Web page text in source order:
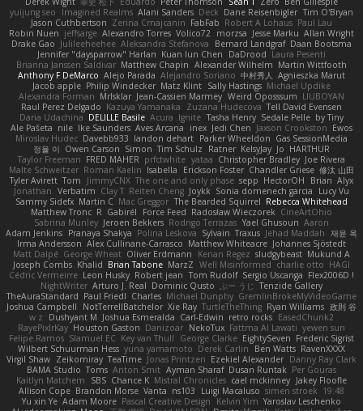
yuijung seo
Imagined Realms Alani Sanders Deck Dane Reisenbigler Tim O'Bryan
Jason Cuthbertson Zerina Cmajcanin FabFab Robert A Lohaus Paul Lau
Robin Nuen jeffsarge Alexandro Torres Volico72 morzsa Jesse Marku Allan Wright
Drake Gao Julileeheehee Aleksandra Stefanova Bernard Landgraf Daan Bootsma
Jennifer "daysparrow" Harlan Kuan lun Chen DaDrood Laura Pesenti
Brianna Janssen Saldivar Matthew Chapin Alexander Wilhelm Martin Wittfooth
Anthony F DeMarco Alejo Parada Alejandro Soriano 中村秀人
Agnieszka Marut
Jacob apple Philip Windecker Matz Klint Sally Hastings Michael Updike
Alexandra Forman MrIsklar Jean-Cassien Marmey Weird Oposssum LIUBOYAN
Raul Perez Delgado Kazuya Yamanaka Zuzana Hudecova Tell David Evensen
Daria Udachina DELILLE Basile Acura .Ignite Tasha Henry Sedale Pelle by Tiny
Ale Pašeta nile Ike Saunders Aves Arcana inex Jedi Chen Jaxson Crookston Ewos
Miroslav Hudec Davebb933 landon dehart Parker Wheeldon Gas SessionMedia
정율 이 Owen Carson Simon Tim Schulz Ratner KelsyJay Jo HARTHUR
Taylor Freeman FRED MAHER prfctwhite yataa Christopher Bradley Joe Rivera
Malte Schweitzer Roman Kaelin Isabella Erickson Foster Chandler Griese 修汰 山田
Tyler Avirett Tom JimmyCNX The one and only phase sepp HectorOH Brian Alyx
Jonathan Verbatim Clay T Reiten Cheng Joykk Sonia domenech garcia
Lucy Vu
Sammy Sidefx Martin C Mac Greggor The Bearded Squirrel Rebecca Whitehead
Matthew Tronc R Gabirél Force Feed Radosław Wieczorek CineArtOhio
Sabrina Munley Jeroen Bekkers Rodrigo Terrazas Yael Ghusoun Aaron
Adam Jenkins Pranaya Shakya Polina Leskova Sylvain Traxus Jehad Maddah 재윤 옥
Irma Andersson Alex Cullinane-Carrasco Matthew Whiteacre Johannes Sjöstedt
Matt Dalpé George Wheat Oliver Erdmann Kenan Regez sludgybeast Mukund A
Joseph Combs Khalid Brian Tabone MarzZ Well Misinformed charlie otto HAGI
Cédric Vermeirre Leon Husky Robert jean Tom Rudolf Sergio Uscanga Flex2006D !
NightWriter Arturo J. Real Dominic Qusto ぶー うじ
Tenzide Gallery
TheAuraStandard Paul Friedl Charles Michael Dunphy GremlinBrokeMyVideoGame
Joshua Campbell
NotTerrellBatchelor Xie Ray TurtleTheThing Ryan Williams 政則 谷
w z
Dushyant M Joshua Esmeralda Carl-Edwin retro rocks EasedChunk2
RayePixlrKay Houston Gaston Danizoar NekoTux Fattma Al Lawati yewen sun
Felipe Ramos Slamuel EC Key van Thull George Clarke EightySeven Frederic Sigrist
Wilbert Schuurman Hess yuna yamamoto Derek Carlin Ben Watts RavenXXXX
Virgil Shaw Zeikomiray TeaTime Jonas Printzen Ezekiel Alexander Danny Ray Clark
BAMA Studio Toms Anton Smit Ayman Sharaf Dusan Runtak Per Gouras
Kaitlyn Matchem
SBS Chance K Mistral Chronicles cael mckinney Jakey Floofle
Allison Cope Brandon Morse Vanta ns103 Luigi Macaluso simen stroek 19:48
Yu xin Ye Adam Moore Pascal Creative Design Kelvin Yim Yaroslav Leschenko